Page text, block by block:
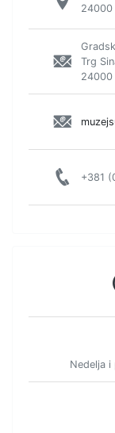
24000
Trg
24000
+381
Nedelja